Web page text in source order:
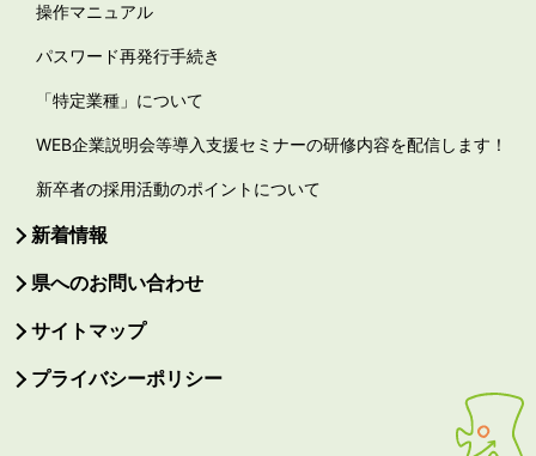
操作マニュアル
パスワード再発行手続き
「特定業種」について
WEB企業説明会等導入支援セミナーの研修内容を配信します！
新卒者の採用活動のポイントについて
新着情報
県へのお問い合わせ
サイトマップ
プライバシーポリシー